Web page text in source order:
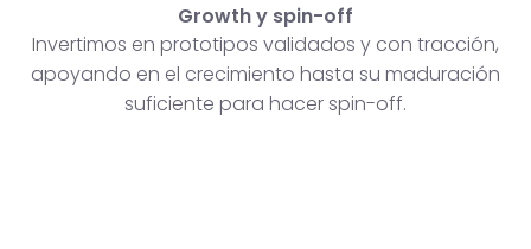
Growth y spin-off
Invertimos en prototipos validados y con tracción,
apoyando en el crecimiento hasta su maduración
suficiente para hacer spin-off.